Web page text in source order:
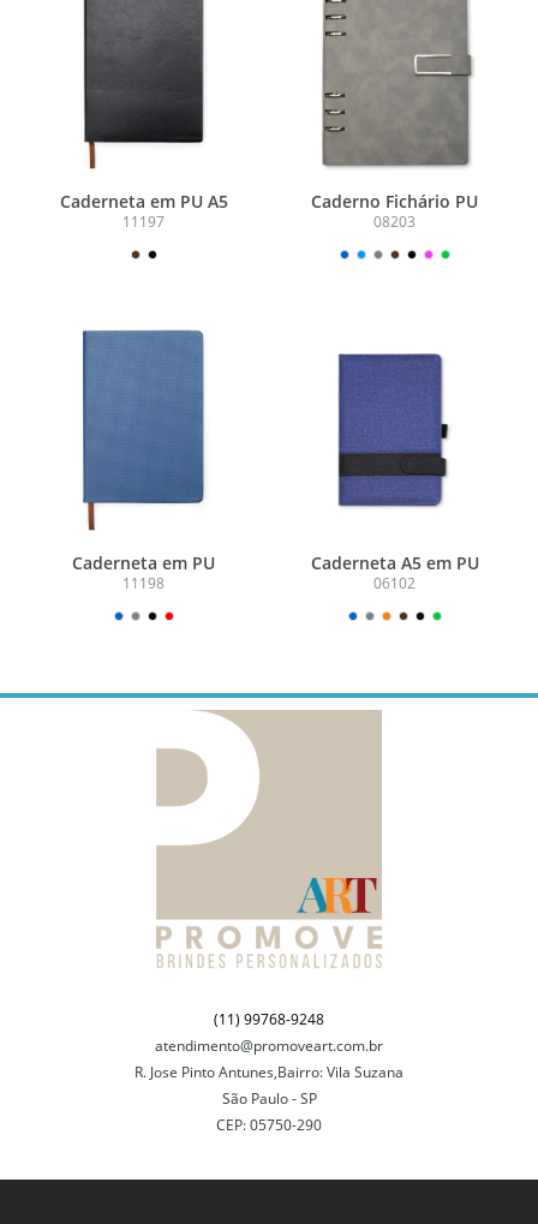
Caderneta em PU A5
11197
Caderno Fichário PU
08203
Caderneta em PU
11198
Caderneta A5 em PU
06102
(11) 99768-9248
atendimento@promoveart.com.br
R. Jose Pinto Antunes,Bairro: Vila Suzana
São Paulo - SP
CEP: 05750-290